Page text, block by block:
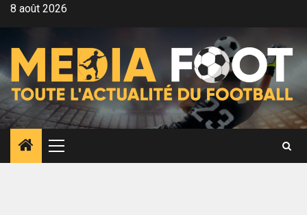
Aller8 août 2026
Menu
principal